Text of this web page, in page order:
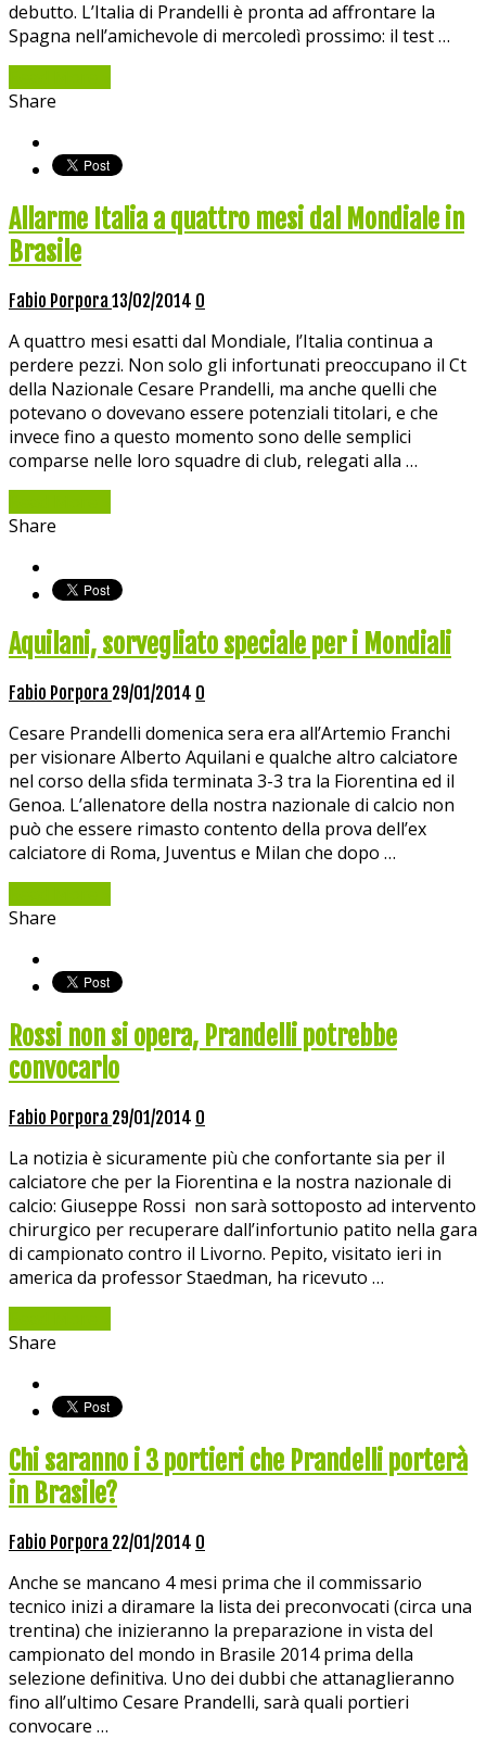
debutto. L’Italia di Prandelli è pronta ad affrontare la
Spagna nell’amichevole di mercoledì prossimo: il test …
Share
Allarme Italia a quattro mesi dal Mondiale in
Brasile
Fabio Porpora 13/02/2014 0
A quattro mesi esatti dal Mondiale, l’Italia continua a
perdere pezzi. Non solo gli infortunati preoccupano il Ct
della Nazionale Cesare Prandelli, ma anche quelli che
potevano o dovevano essere potenziali titolari, e che
invece fino a questo momento sono delle semplici
comparse nelle loro squadre di club, relegati alla …
Share
Aquilani, sorvegliato speciale per i Mondiali
Fabio Porpora 29/01/2014 0
Cesare Prandelli domenica sera era all’Artemio Franchi
per visionare Alberto Aquilani e qualche altro calciatore
nel corso della sfida terminata 3-3 tra la Fiorentina ed il
Genoa. L’allenatore della nostra nazionale di calcio non
può che essere rimasto contento della prova dell’ex
calciatore di Roma, Juventus e Milan che dopo …
Share
Rossi non si opera, Prandelli potrebbe
convocarlo
Fabio Porpora 29/01/2014 0
La notizia è sicuramente più che confortante sia per il
calciatore che per la Fiorentina e la nostra nazionale di
calcio: Giuseppe Rossi non sarà sottoposto ad intervento
chirurgico per recuperare dall’infortunio patito nella gara
di campionato contro il Livorno. Pepito, visitato ieri in
america da professor Staedman, ha ricevuto …
Share
Chi saranno i 3 portieri che Prandelli porterà
in Brasile?
Fabio Porpora 22/01/2014 0
Anche se mancano 4 mesi prima che il commissario
tecnico inizi a diramare la lista dei preconvocati (circa una
trentina) che inizieranno la preparazione in vista del
campionato del mondo in Brasile 2014 prima della
selezione definitiva. Uno dei dubbi che attanaglieranno
fino all’ultimo Cesare Prandelli, sarà quali portieri
convocare …